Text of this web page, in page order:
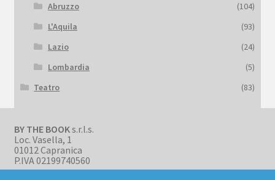
Abruzzo
(104)
L'Aquila
(93)
Lazio
(24)
Lombardia
(5)
Teatro
(83)
BY THE BOOKs.r.l.s.
Loc. Vasella, 1
01012 Capranica
P.IVA 02199740560